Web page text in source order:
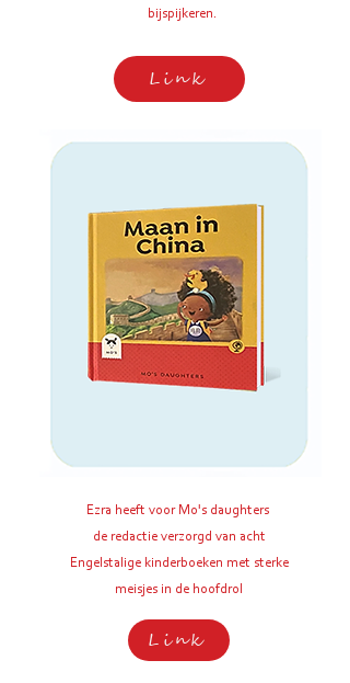
bijspijkeren.
Link
Ezra heeft voor Mo's daughters
de redactie verzorgd van acht
Engelstalige kinderboeken met sterke
meisjes in de hoofdrol
Link